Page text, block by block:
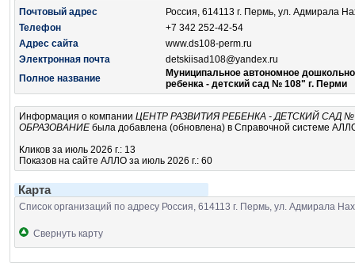
Почтовый адрес
Россия, 614113 г. Пермь, ул. Адмирала
Телефон
+7 342 252-42-54
Адрес сайта
www.ds108-perm.ru
Электронная почта
detskiisad108@yandex.ru
Полное название
Муниципальное автономное
ребенка - детский сад № 108" г. Перми
Информация о компании ЦЕНТР РАЗВИТИЯ РЕБЕНКА - ДЕТСКИЙ САД
ОБРАЗОВАНИЕ была добавлена (обновлена) в Справочной системе
Кликов за июль 2026 г.: 13
Показов на сайте АЛЛО за июль 2026 г.: 60
Карта
Список организаций по адресу Россия, 614113 г. Пермь, ул. Адмирала
Свернуть карту